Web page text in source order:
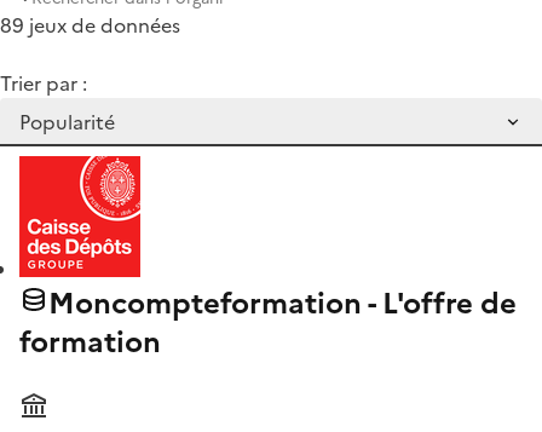
89 jeux de données
Trier par :
Moncompteformation - L'offre de
formation